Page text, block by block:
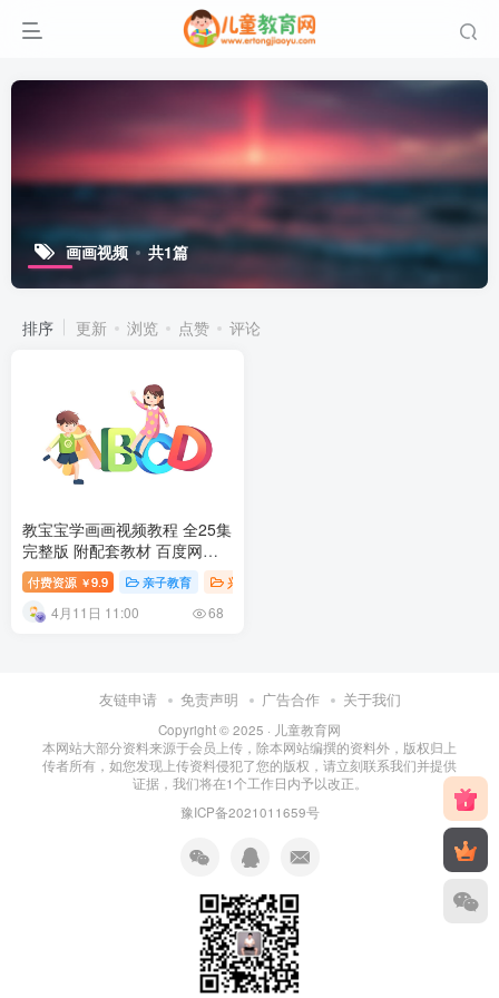
画画视频 共1篇
排序 更新 浏览 点赞 评论
教宝宝学画画视频教程 全25集
完整版 附配套教材 百度网盘
下载
付费资源 ￥9.9 亲子教育 兴趣培养
4月11日 11:00 68
友链申请 免责声明 广告合作 关于我们
Copyright © 2025 · 儿童教育网
本网站大部分资料来源于会员上传，除本网站编撰的资料外，版权归上
传者所有，如您发现上传资料侵犯了您的版权，请立刻联系我们并提供
证据，我们将在1个工作日内予以改正。
豫ICP备2021011659号